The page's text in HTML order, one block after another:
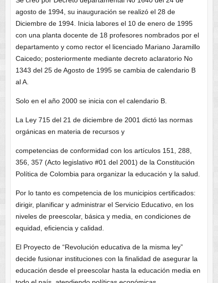
agosto de 1994, su inauguración se realizó el 28 de
Diciembre de 1994. Inicia labores el 10 de enero de 1995
con una planta docente de 18 profesores nombrados por el
departamento y como rector el licenciado Mariano Jaramillo
Caicedo; posteriormente mediante decreto aclaratorio No
1343 del 25 de Agosto de 1995 se cambia de calendario B
al A.
Solo en el año 2000 se inicia con el calendario B.
La Ley 715 del 21 de diciembre de 2001 dictó las normas
orgánicas en materia de recursos y
competencias de conformidad con los artículos 151, 288,
356, 357 (Acto legislativo #01 del 2001) de la Constitución
Política de Colombia para organizar la educación y la salud.
Por lo tanto es competencia de los municipios certificados:
dirigir, planificar y administrar el Servicio Educativo, en los
niveles de preescolar, básica y media, en condiciones de
equidad, eficiencia y calidad.
El Proyecto de “Revolución educativa de la misma ley”
decide fusionar instituciones con la finalidad de asegurar la
educación desde el preescolar hasta la educación media en